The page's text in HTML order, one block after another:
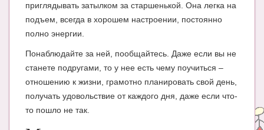
приглядывать затылком за старшенькой. Она легка на
подъем, всегда в хорошем настроении, постоянно
полно энергии.
Понаблюдайте за ней, пообщайтесь. Даже если вы не
станете подругами, то у нее есть чему поучиться –
отношению к жизни, грамотно планировать свой день,
получать удовольствие от каждого дня, даже если что-
то пошло не так.